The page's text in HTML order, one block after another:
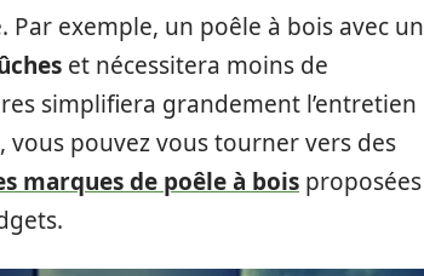
exemple, un poêle à bois avec un
et nécessitera moins de
simplifiera grandement l’entretien
pouvez vous tourner vers des
marques de poêle à bois proposées